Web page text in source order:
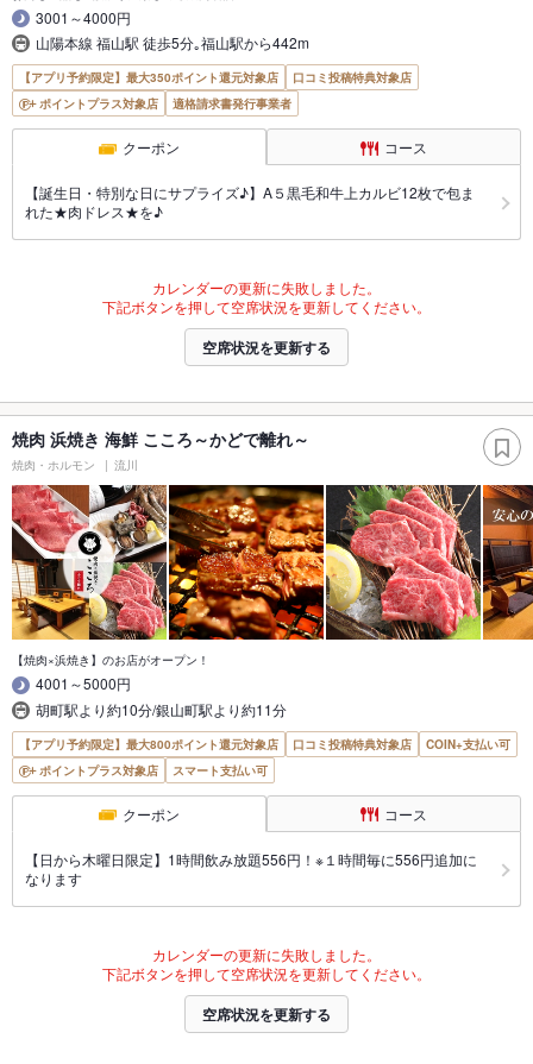
3001～4000円
山陽本線 福山駅 徒歩5分｡福山駅から442m
【アプリ予約限定】最大350ポイント還元対象店
口コミ投稿特典対象店
ポイントプラス対象店
適格請求書発行事業者
クーポン コース
【誕生日・特別な日にサプライズ♪】A５黒毛和牛上カルビ12枚で包ま
れた★肉ドレス★を♪
カレンダーの更新に失敗しました。
下記ボタンを押して空席状況を更新してください。
空席状況を更新する
焼肉 浜焼き 海鮮 こころ～かどで離れ～
焼肉・ホルモン 流川
【焼肉×浜焼き】のお店がオープン！
4001～5000円
胡町駅より約10分/銀山町駅より約11分
【アプリ予約限定】最大800ポイント還元対象店 口コミ投稿特典対象店
COIN+支払い可
ポイントプラス対象店
スマート支払い可
クーポン コース
【日から木曜日限定】1時間飲み放題556円！※１時間毎に556円追加に
なります
カレンダーの更新に失敗しました。
下記ボタンを押して空席状況を更新してください。
空席状況を更新する